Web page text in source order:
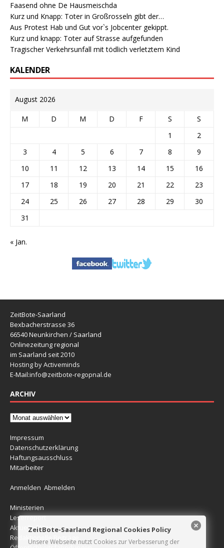
Faasend ohne De Hausmeischda
Kurz und Knapp: Toter in Großrosseln gibt der…
Aus Protest Hab und Gut vor`s Jobcenter gekippt.
Kurz und knapp: Toter auf Strasse aufgefunden
Tragischer Verkehrsunfall mit tödlich verletztem Kind
KALENDER
August 2026
M D M D F S
S
1
2
3
4 5 6 7 8
9
10
11 12 13 14 15
16
17
18 19 20 21 22
23
24
25 26 27 28 29
30
31
« Jan.
ZeitBote-Saarland
Bexbacherstrasse 36
66540 Neunkirchen / Saarland
Onlinezeitung regional
im Saarland seit 2010
Hosting by Activeminds
E-Mail:info@zeitbote-regopnal.de
ARCHIV
Impressum
Datenschutzerklärung
Haftungsausschluss
Mitarbeiter
Anmelden Abmelden
Ministerien
Leserreport
Aktuelle Blitzer
Redaktionelle Beiträge
ZeitBote-Saarland Regional Cookies Policy
Unsere Webseite nutzt Cookies zur Verbesserung der